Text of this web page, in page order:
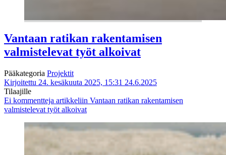
Vantaan ratikan rakentamisen
valmistelevat työt alkoivat
Pääkategoria Projektit
Kirjoitettu 24. kesäkuuta 2025, 15:31 24.6.2025
Tilaajille
Ei kommentteja artikkeliin Vantaan ratikan rakentamisen
valmistelevat työt alkoivat